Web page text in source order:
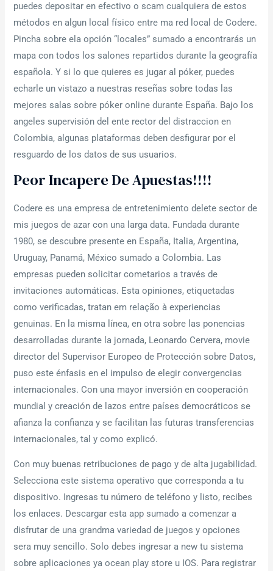
puedes depositar en efectivo o scam cualquiera de estos
métodos en algun local físico entre ma red local de Codere.
Pincha sobre ela opción “locales” sumado a encontrarás un
mapa con todos los salones repartidos durante la geografía
española. Y si lo que quieres es jugar al póker, puedes
echarle un vistazo a nuestras reseñas sobre todas las
mejores salas sobre póker online durante España. Bajo los
angeles supervisión del ente rector del distraccion en
Colombia, algunas plataformas deben desfigurar por el
resguardo de los datos de sus usuarios.
Peor Incapere De Apuestas!!!!
Codere es una empresa de entretenimiento delete sector de
mis juegos de azar con una larga data. Fundada durante
1980, se descubre presente en España, Italia, Argentina,
Uruguay, Panamá, México sumado a Colombia. Las
empresas pueden solicitar cometarios a través de
invitaciones automáticas. Esta opiniones, etiquetadas
como verificadas, tratan em relação à experiencias
genuinas. En la misma línea, en otra sobre las ponencias
desarrolladas durante la jornada, Leonardo Cervera, movie
director del Supervisor Europeo de Protección sobre Datos,
puso este énfasis en el impulso de elegir convergencias
internacionales. Con una mayor inversión en cooperación
mundial y creación de lazos entre países democráticos se
afianza la confianza y se facilitan las futuras transferencias
internacionales, tal y como explicó.
Con muy buenas retribuciones de pago y de alta jugabilidad.
Selecciona este sistema operativo que corresponda a tu
dispositivo. Ingresas tu número de teléfono y listo, recibes
los enlaces. Descargar esta app sumado a comenzar a
disfrutar de una grandma variedad de juegos y opciones
sera muy sencillo. Solo debes ingresar a new tu sistema
sobre aplicaciones ya ocean play store u IOS. Para registrar